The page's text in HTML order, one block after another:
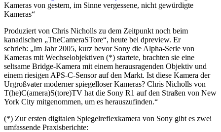
Kameras von gestern, im Sinne vergessene, nicht gewürdigte
Kameras“
Produziert von Chris Nicholls zu dem Zeitpunkt noch beim
kanadischen „TheCameraSTore“, heute bei dpreview. Er
schrieb: „Im Jahr 2005, kurz bevor Sony die Alpha-Serie von
Kameras mit Wechselobjektiven (*) startete, brachten sie eine
seltsame Bridge-Kamera mit einem herausragenden Objektiv und
einem riesigen APS-C-Sensor auf den Markt. Ist diese Kamera der
Urgroßvater moderner spiegelloser Kameras? Chris Nicholls von
T(he)C(amera)S(tore)TV hat die Sony R1 auf den Straßen von New
York City mitgenommen, um es herauszufinden.“
(*) Zur ersten digitalen Spiegelreflexkamera von Sony gibt es zwei
umfassende Praxisberichte: